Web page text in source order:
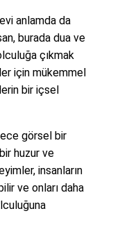
anlamda da
burada dua ve
çıkmak
için mükemmel
bir içsel
görsel bir
huzur ve
insanların
ve onları daha